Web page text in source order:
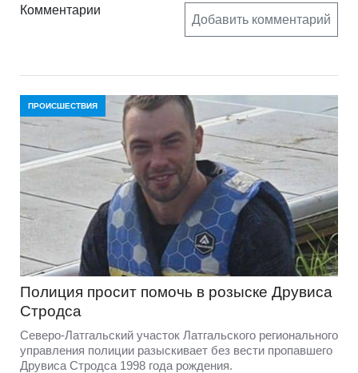
Комментарии
Добавить комментарий
ПРОИСШЕСТВИЯ
Полиция просит помочь в розыске Друвиса
Стродса
Северо-Латгальский участок Латгальского регионального
управления полиции разыскивает без вести пропавшего
Друвиса Стродса 1998 года рождения.